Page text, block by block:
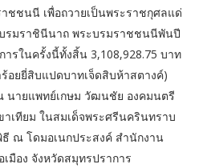
ชชนนี เพื่อถวายเป็นพระราชกุศลแด่
บรมราชินีนาถ พระบรมราชชนนีพันปี
รในครั้งนี้ทั้งสิ้น 3,108,928.75 บาท
อยยี่สิบแปดบาทเจ็ดสิบห้าสตางค์)
นายแพทย์เกษม วัฒนชัย องคมนตรี
เทียม ในสมเด็จพระศรีนครินทราบ
ณ โดมอเนกประสงค์ สำนักงาน
มือง จังหวัดสมุทรปราการ